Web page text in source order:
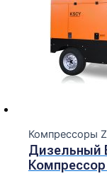
Компрессоры
Дизельный
Компрессор